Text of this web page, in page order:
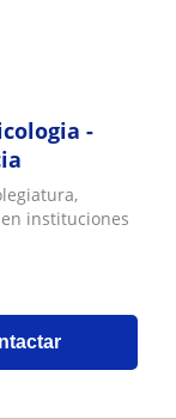
-
instituciones